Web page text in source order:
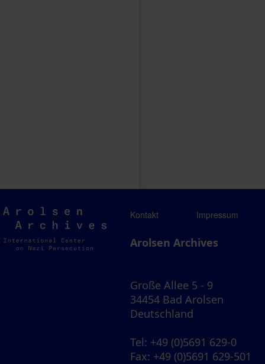
Arolsen
Archives
Kontakt Impressum
Arolsen Archives
Große Allee 5 - 9
34454 Bad Arolsen
Deutschland
Tel: +49 (0)5691 629-0
Fax: +49 (0)5691 629-501